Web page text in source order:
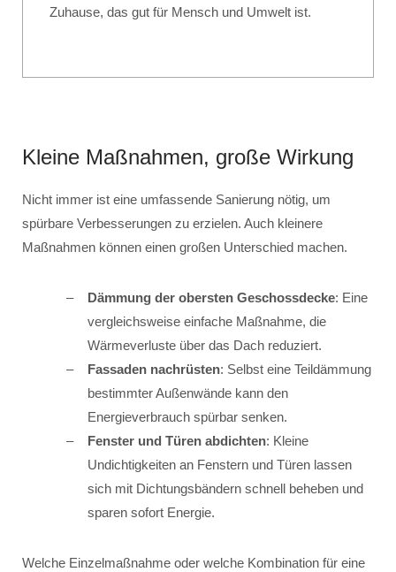
Zuhause, das gut für Mensch und Umwelt ist.
Kleine Maßnahmen, große Wirkung
Nicht immer ist eine umfassende Sanierung nötig, um
spürbare Verbesserungen zu erzielen. Auch kleinere
Maßnahmen können einen großen Unterschied machen.
Dämmung der obersten Geschossdecke: Eine
vergleichsweise einfache Maßnahme, die
Wärmeverluste über das Dach reduziert.
Fassaden nachrüsten: Selbst eine Teildämmung
bestimmter Außenwände kann den
Energieverbrauch spürbar senken.
Fenster und Türen abdichten: Kleine
Undichtigkeiten an Fenstern und Türen lassen
sich mit Dichtungsbändern schnell beheben und
sparen sofort Energie.
Welche Einzelmaßnahme oder welche Kombination für eine